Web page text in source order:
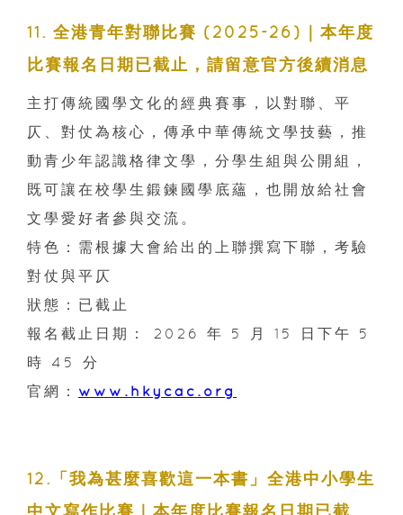
11. 全港青年對聯比賽 (2025-26)｜本年度
比賽報名日期已截止，請留意官方後續消息
主打傳統國學文化的經典賽事，以對聯、平
仄、對仗為核心，傳承中華傳統文學技藝，推
動青少年認識格律文學，分學生組與公開組，
既可讓在校學生鍛鍊國學底蘊，也開放給社會
文學愛好者參與交流。
特色：需根據大會給出的上聯撰寫下聯，考驗
對仗與平仄
狀態：已截止
報名截止日期： 2026 年 5 月 15 日下午 5
時 45 分
官網： www.hkycac.org
12.「我為甚麼喜歡這一本書」全港中小學生
中文寫作比賽｜本年度比賽報名日期已截